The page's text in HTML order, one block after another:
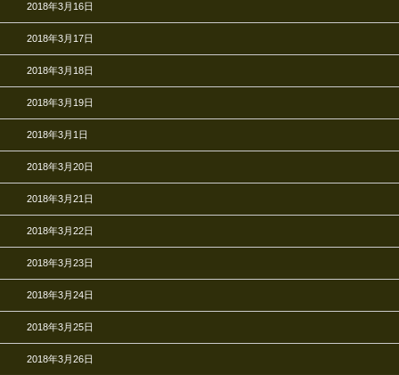
2018年3月16日
2018年3月17日
2018年3月18日
2018年3月19日
2018年3月1日
2018年3月20日
2018年3月21日
2018年3月22日
2018年3月23日
2018年3月24日
2018年3月25日
2018年3月26日